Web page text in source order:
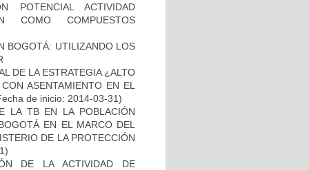
POTENCIAL ACTIVIDAD
COMO COMPUESTOS
BOGOTÁ: UTILIZANDO LOS
DE LA ESTRATEGIA ¿ALTO
ASENTAMIENTO EN EL
de inicio: 2014-03-31)
LA TB EN LA POBLACIÓN
EN EL MARCO DEL
DE LA PROTECCIÓN
DE LA ACTIVIDAD DE